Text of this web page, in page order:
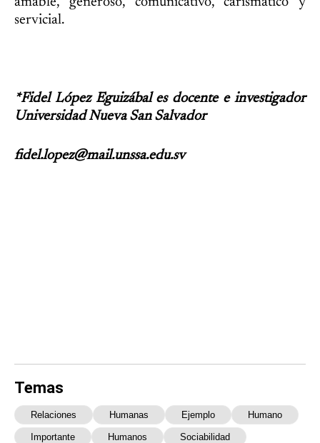
servicial.
*Fidel López Eguizábal es docente e investigador
Universidad Nueva San Salvador
fidel.lopez@mail.unssa.edu.sv
Temas
Relaciones Humanas Ejemplo Humano
Importante Humanos Sociabilidad